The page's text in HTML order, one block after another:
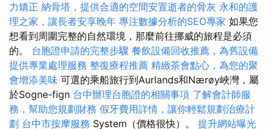
力矯正 納骨塔，提供合適的空間安置逝者的骨灰 永和的護
理之家，讓長者安享晚年 專注數據分析的SEO專家 如果您
想看到周圍完整的自然環境，那麼前往挪威的旅程是必須
的。 台胞證申請的完整步驟 餐飲設備回收推薦，為舊設備
提供專業處理服務 整復療程推薦 精緻茶會點心，為您的聚
會增添美味 可選的乘船旅行到Aurlands和Nærøy峽灣，屬
於Sogne-fign 台中辦理台胞證的相關事項 了解會計師服
務，幫助您規劃財務 假牙費用詳情，讓你輕鬆規劃治療計
劃 台中市按摩服務 System（價格很快）。 提升網站曝光